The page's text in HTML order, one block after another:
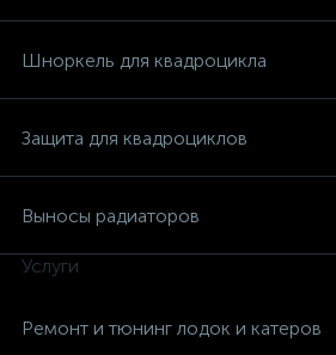
Шноркель для квадроцикла
Защита для квадроциклов
Выносы радиаторов
Услуги
Ремонт и тюнинг лодок и катеров